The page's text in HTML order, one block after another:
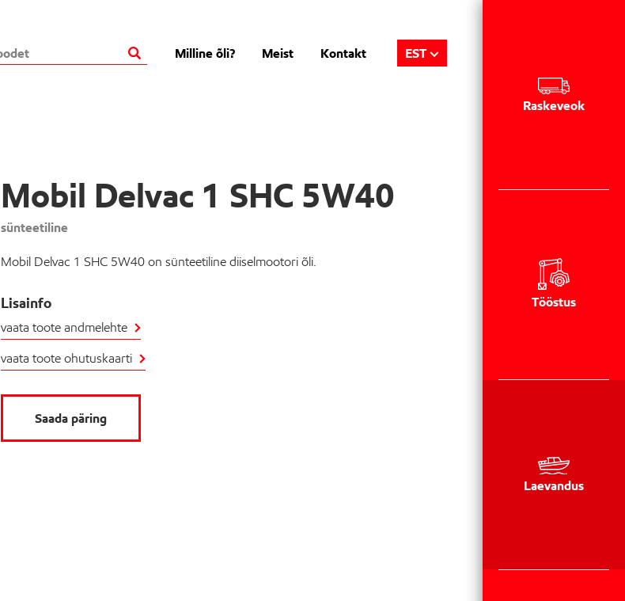
Raskeveok
Tööstus
Laevandus
Milline õli? Meist Kontakt EST
Mobil Delvac 1 SHC 5W40
sünteetiline
Mobil Delvac 1 SHC 5W40 on sünteetiline diiselmootori õli.
Lisainfo
vaata toote andmelehte
vaata toote ohutuskaarti
Saada päring